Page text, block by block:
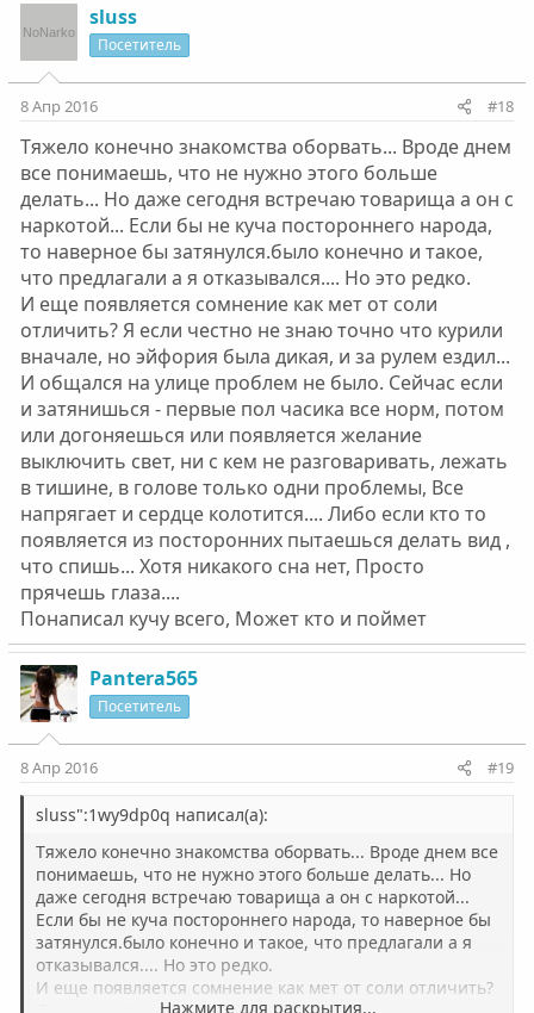
sluss
Посетитель
8 Апр 2016 #18
Тяжело конечно знакомства оборвать... Вроде днем
все понимаешь, что не нужно этого больше
делать... Но даже сегодня встречаю товарища а он с
наркотой... Если бы не куча постороннего народа,
то наверное бы затянулся.было конечно и такое,
что предлагали а я отказывался.... Но это редко.
И еще появляется сомнение как мет от соли
отличить? Я если честно не знаю точно что курили
вначале, но эйфория была дикая, и за рулем ездил...
И общался на улице проблем не было. Сейчас если
и затянишься - первые пол часика все норм, потом
или догоняешься или появляется желание
выключить свет, ни с кем не разговаривать, лежать
в тишине, в голове только одни проблемы, Все
напрягает и сердце колотится.... Либо если кто то
появляется из посторонних пытаешься делать вид ,
что спишь... Хотя никакого сна нет, Просто
прячешь глаза....
Понаписал кучу всего, Может кто и поймет
Pantera565
Посетитель
8 Апр 2016 #19
sluss":1wy9dp0q написал(а):
Тяжело конечно знакомства оборвать... Вроде днем все
понимаешь, что не нужно этого больше делать... Но
даже сегодня встречаю товарища а он с наркотой...
Если бы не куча постороннего народа, то наверное бы
затянулся.было конечно и такое, что предлагали а я
отказывался.... Но это редко.
И еще появляется сомнение как мет от соли отличить?
Нажмите для раскрытия...